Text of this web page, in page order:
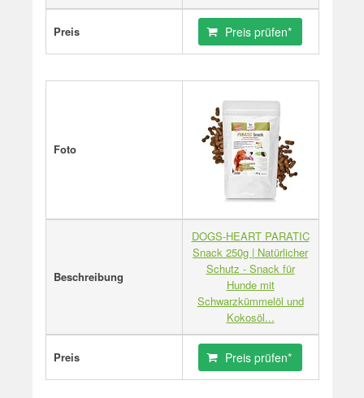
Preis Preis prüfen*
Foto
Beschreibung
DOGS-HEART PARATIC
Snack 250g | Natürlicher
Schutz - Snack für
Hunde mit
Schwarzkümmelöl und
Kokosöl...
Preis Preis prüfen*